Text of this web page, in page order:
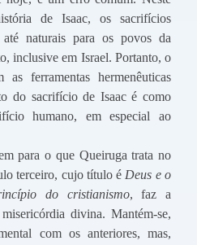
de Isaac, os sacrifícios
até naturais para os povos da
inclusive em Israel. Portanto, o
ferramentas hermenêuticas
do sacrifício de Isaac é como
humano, em especial ao
para o que Queiruga trata no
terceiro, cujo título é Deus e o
do cristianismo, faz a
divina. Mantém-se,
com os anteriores, mas,